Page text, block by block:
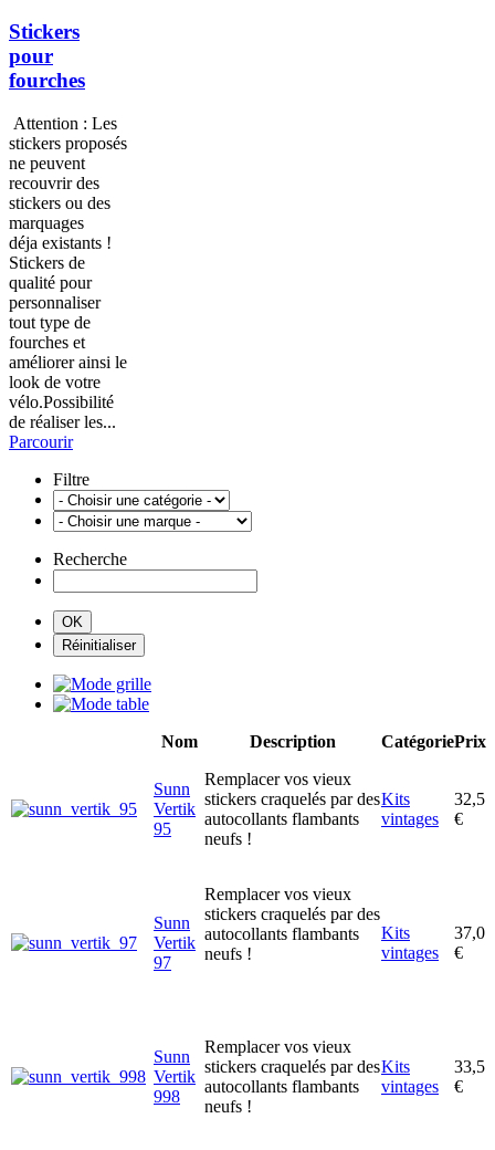
Stickers
pour
fourches
Attention : Les
stickers proposés
ne peuvent
recouvrir des
stickers ou des
marquages
déja existants !
Stickers de
qualité pour
personnaliser
tout type de
fourches et
améliorer ainsi le
look de votre
vélo.Possibilité
de réaliser les...
Parcourir
Filtre
Recherche
Nom Description CatégoriePrix
Sunn
Vertik
95
Remplacer vos vieux
stickers craquelés par des
autocollants flambants
neufs !
Kits
vintages
32,5
€
Sunn
Vertik
97
Remplacer vos vieux
stickers craquelés par des
autocollants flambants
neufs !
Kits
vintages
37,0
€
Sunn
Vertik
998
Remplacer vos vieux
stickers craquelés par des
autocollants flambants
neufs !
Kits
vintages
33,5
€